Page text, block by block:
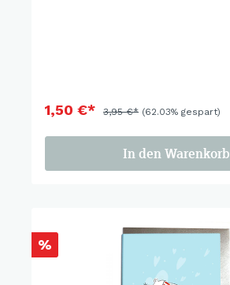
1,50 €* 3,95 €* (62.03% gespart)
In den Warenkorb
%